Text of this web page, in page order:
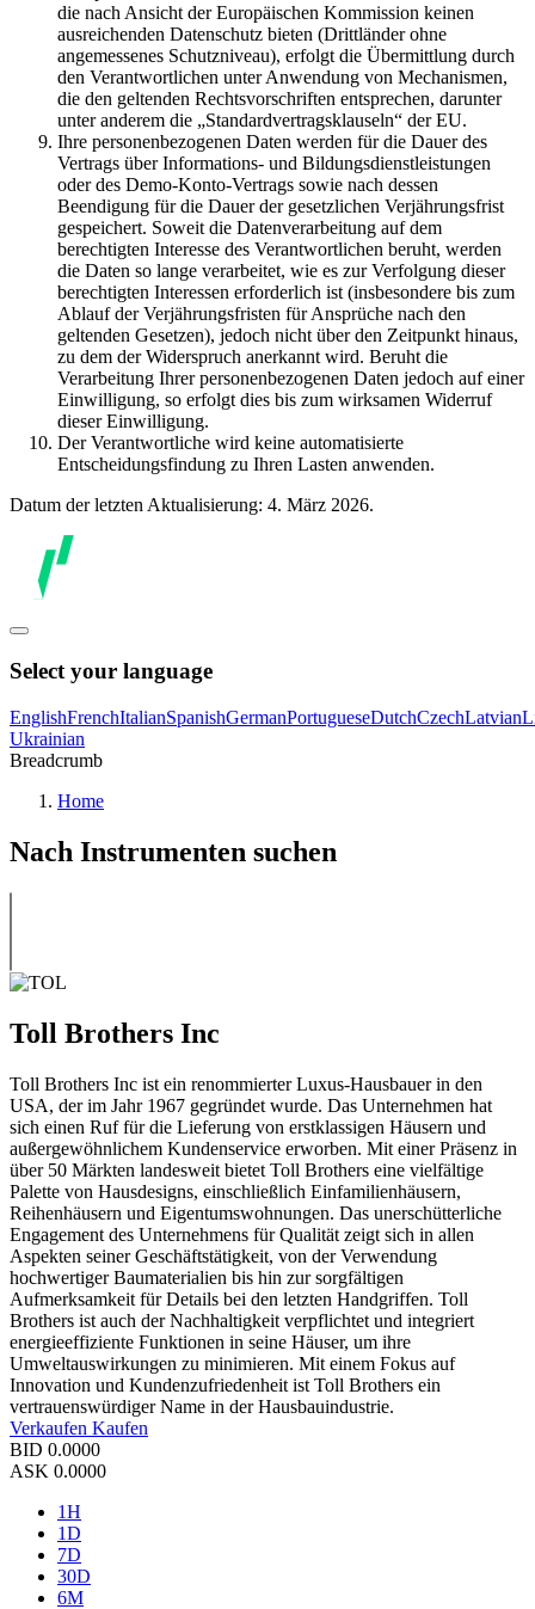
die nach Ansicht der Europäischen Kommission keinen
ausreichenden Datenschutz bieten (Drittländer ohne
angemessenes Schutzniveau), erfolgt die Übermittlung durch
den Verantwortlichen unter Anwendung von Mechanismen,
die den geltenden Rechtsvorschriften entsprechen, darunter
unter anderem die „Standardvertragsklauseln“ der EU.
Ihre personenbezogenen Daten werden für die Dauer des
Vertrags über Informations- und Bildungsdienstleistungen
oder des Demo-Konto-Vertrags sowie nach dessen
Beendigung für die Dauer der gesetzlichen Verjährungsfrist
gespeichert. Soweit die Datenverarbeitung auf dem
berechtigten Interesse des Verantwortlichen beruht, werden
die Daten so lange verarbeitet, wie es zur Verfolgung dieser
berechtigten Interessen erforderlich ist (insbesondere bis zum
Ablauf der Verjährungsfristen für Ansprüche nach den
geltenden Gesetzen), jedoch nicht über den Zeitpunkt hinaus,
zu dem der Widerspruch anerkannt wird. Beruht die
Verarbeitung Ihrer personenbezogenen Daten jedoch auf einer
Einwilligung, so erfolgt dies bis zum wirksamen Widerruf
dieser Einwilligung.
Der Verantwortliche wird keine automatisierte
Entscheidungsfindung zu Ihren Lasten anwenden.
Datum der letzten Aktualisierung: 4. März 2026.
Select your language
EnglishFrenchItalianSpanishGermanPortugueseDutchCzechLatvian
Ukrainian
Breadcrumb
Home
Nach Instrumenten suchen
Toll Brothers Inc
Toll Brothers Inc ist ein renommierter Luxus-Hausbauer in den
USA, der im Jahr 1967 gegründet wurde. Das Unternehmen hat
sich einen Ruf für die Lieferung von erstklassigen Häusern und
außergewöhnlichem Kundenservice erworben. Mit einer Präsenz in
über 50 Märkten landesweit bietet Toll Brothers eine vielfältige
Palette von Hausdesigns, einschließlich Einfamilienhäusern,
Reihenhäusern und Eigentumswohnungen. Das unerschütterliche
Engagement des Unternehmens für Qualität zeigt sich in allen
Aspekten seiner Geschäftstätigkeit, von der Verwendung
hochwertiger Baumaterialien bis hin zur sorgfältigen
Aufmerksamkeit für Details bei den letzten Handgriffen. Toll
Brothers ist auch der Nachhaltigkeit verpflichtet und integriert
energieeffiziente Funktionen in seine Häuser, um ihre
Umweltauswirkungen zu minimieren. Mit einem Fokus auf
Innovation und Kundenzufriedenheit ist Toll Brothers ein
vertrauenswürdiger Name in der Hausbauindustrie.
Verkaufen Kaufen
BID 0.0000
ASK 0.0000
1H
1D
7D
30D
6M